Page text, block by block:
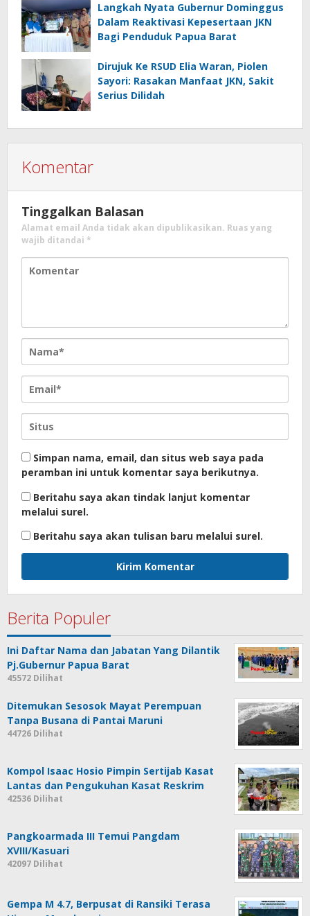
Langkah Nyata Gubernur Dominggus
Dalam Reaktivasi Kepesertaan JKN
Bagi Penduduk Papua Barat
Dirujuk Ke RSUD Elia Waran, Piolen
Sayori: Rasakan Manfaat JKN, Sakit
Serius Dilidah
Komentar
Tinggalkan Balasan
Alamat email Anda tidak akan dipublikasikan. Ruas yang
wajib ditandai *
Simpan nama, email, dan situs web saya pada
peramban ini untuk komentar saya berikutnya.
Beritahu saya akan tindak lanjut komentar
melalui surel.
Beritahu saya akan tulisan baru melalui surel.
Berita Populer
Ini Daftar Nama dan Jabatan Yang Dilantik
Pj.Gubernur Papua Barat
45572 Dilihat
Ditemukan Sesosok Mayat Perempuan
Tanpa Busana di Pantai Maruni
44726 Dilihat
Kompol Isaac Hosio Pimpin Sertijab Kasat
Lantas dan Pengukuhan Kasat Reskrim
42536 Dilihat
Pangkoarmada III Temui Pangdam
XVIII/Kasuari
42097 Dilihat
Gempa M 4.7, Berpusat di Ransiki Terasa